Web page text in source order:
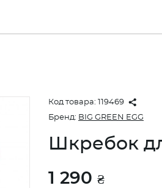
Код товара: 119469
Бренд: BIG GREEN EGG
Шкребок
1 290 ₴